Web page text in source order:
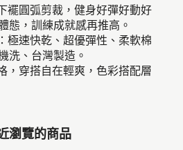
襬圓弧剪裁，健身好彈好動好
態，訓練成就感再推高。
極速快乾、超優彈性、柔軟棉
洗、台灣製造。
，穿搭自在輕爽，色彩搭配層
瀏覽的商品